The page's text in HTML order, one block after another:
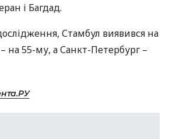
і Багдад.
Стамбул виявився на
на 55-му, а Санкт-Петербург –